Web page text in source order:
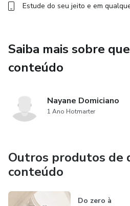
Resultados reais em poucas
Oferta por tempo limitado.
Estude do seu jeito e em
Saiba mais sobre
conteúdo
Nayane Domiciano
1 Ano Hotmarter
Outros produtos de
conteúdo
Do zero à